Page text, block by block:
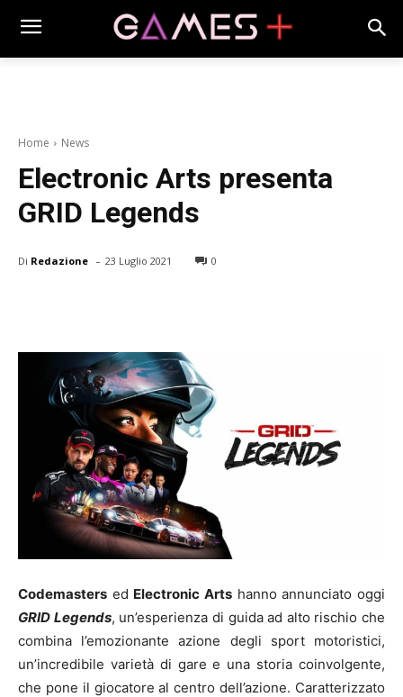
Home News
Electronic Arts presenta
GRID Legends
Di Redazione - 23 Luglio 2021 0
Codemasters ed Electronic Arts hanno annunciato oggi
GRID Legends, un’esperienza di guida ad alto rischio che
combina l’emozionante azione degli sport motoristici,
un’incredibile varietà di gare e una storia coinvolgente,
che pone il giocatore al centro dell’azione. Caratterizzato